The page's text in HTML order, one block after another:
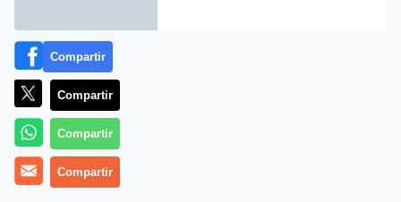
Vídeos formativos sobre lo que realmente importa en
la vida.Compartir
Compartir
Compartir
Compartir